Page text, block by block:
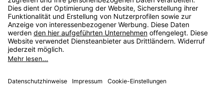
Service
Unternehmen
Alle Preise inkl. gesetzl. Mehrwertsteuer zzgl.
anders angegeben.